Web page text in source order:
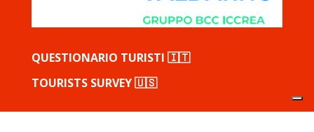
QUESTIONARIO TURISTI 🇮🇹
TOURISTS SURVEY 🇺🇸